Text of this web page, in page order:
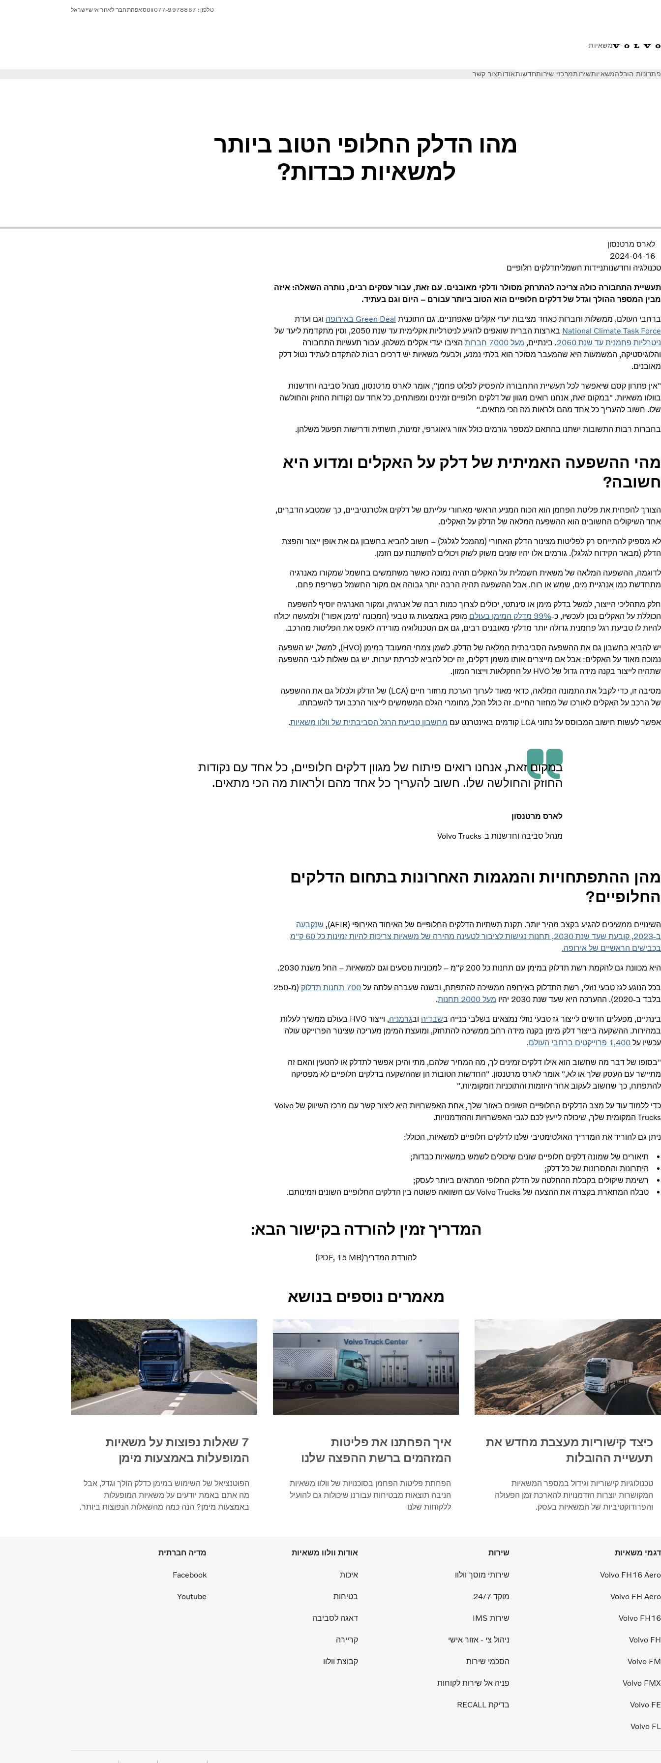
משאיות
טלפון: 077-9978867 ווטסאפהתחבר לאזור אישיישראל
פתרונות הובלהמשאיותשירותמרכזי שירותחדשותאודותצור קשר
מהו הדלק החלופי הטוב ביותר
למשאיות כבדות?
לארס מרטנסון
2024-04-16
טכנולגיה וחדשנותניידות חשמליתדלקים חלופיים
תעשיית התחבורה כולה צריכה להתרחק מסולר ודלקי מאובנים. עם זאת, עבור עסקים רבים, נותרה השאלה: איזה
מבין המספר ההולך וגדל של דלקים חלופיים הוא הטוב ביותר עבורם – היום וגם בעתיד.
ברחבי העולם, ממשלות וחברות כאחד מציבות יעדי אקלים שאפתניים. גם התוכנית Green Deal באירופה
וגם ועדת
National Climate Task Force בארצות הברית שואפים להגיע לניטרליות אקלימית עד שנת 2050, וסין מתקדמת ליעד של
ניטרליות פחמנית עד שנת 2060
. בינתיים, מעל 7000 חברות
הציבו יעדי אקלים משלהן. עבור תעשיות התחבורה
והלוגיסטיקה, המשמעות היא שהמעבר מסולר הוא בלתי נמנע, ולבעלי משאיות יש דרכים רבות להתקדם לעתיד נטול דלק
מאובנים.
"אין פתרון קסם שיאפשר לכל תעשיית התחבורה להפסיק לפלוט פחמן", אומר לארס מרטנסון, מנהל סביבה וחדשנות
בוולוו משאיות. "במקום זאת, אנחנו רואים מגוון של דלקים חלופיים זמינים ומפותחים, כל אחד עם נקודות החוזק והחולשה
שלו. חשוב להעריך כל אחד מהם ולראות מה הכי מתאים."
בחברות רבות התשובות ישתנו בהתאם למספר גורמים כולל אזור גיאוגרפי, זמינות, תשתית ודרישות תפעול משלהן.
מהי ההשפעה האמיתית של דלק על האקלים ומדוע היא
חשובה?
הצורך להפחית את פליטת הפחמן הוא הכוח המניע הראשי מאחורי עלייתם של דלקים אלטרנטיביים, כך שמטבע הדברים,
אחד השיקולים החשובים הוא ההשפעה המלאה של הדלק על האקלים.
לא מספיק להתייחס רק לפליטות מצינור הדלק האחורי (מהמכל לגלגל) – חשוב להביא בחשבון גם את אופן ייצור והפצת
הדלק (מבאר הקידוח לגלגל). גורמים אלו יהיו שונים משוק לשוק ויכולים להשתנות עם הזמן.
לדוגמה, ההשפעה המלאה של משאית חשמלית על האקלים תהיה נמוכה כאשר משתמשים בחשמל שמקורו מאנרגיה
מתחדשת כמו אנרגיית מים, שמש או רוח. אבל ההשפעה תהיה הרבה יותר גבוהה אם מקור החשמל בשריפת פחם.
חלק מתהליכי הייצור, למשל בדלק מימן או סינתטי, יכולים לצרוך כמות רבה של אנרגיה, ומקור האנרגיה יוסיף להשפעה
הכוללת על האקלים נכון לעכשיו, כ-99% מדלק המימן בעולם
מופק באמצעות גז טבעי (המכונה 'מימן אפור') ולמעשה יכולה
להיות לו טביעת רגל פחמנית גדולה יותר מדלקי מאובנים רבים, גם אם הטכנולוגיה מורידה לאפס את הפליטות מהרכב.
יש להביא בחשבון גם את ההשפעה הסביבתית המלאה של הדלק. לשמן צמחי המעובד במימן (HVO), למשל, יש השפעה
נמוכה מאוד על האקלים: אבל אם מייצרים אותו משמן דקלים, זה יכול להביא לכריתת יערות. יש גם שאלות לגבי ההשפעה
שתהיה לייצור בקנה מידה גדול של HVO על החקלאות וייצור המזון.
מסיבה זו, כדי לקבל את התמונה המלאה, כדאי מאוד לערוך הערכת מחזור חיים (LCA) של הדלק ולכלול גם את ההשפעה
של הרכב על האקלים לאורכו של מחזור החיים. זה כולל הכל, מחומרי הגלם המשמשים לייצור הרכב ועד להשבתתו.
אפשר לעשות חישוב המבוסס על נתוני LCA קודמים באינטרנט עם מחשבון טביעת הרגל הסביבתית של וולוו משאיות.
במקום זאת, אנחנו רואים פיתוח של מגוון דלקים חלופיים, כל אחד עם נקודות
החוזק והחולשה שלו. חשוב להעריך כל אחד מהם ולראות מה הכי מתאים.
לארס מרטנסון
מנהל סביבה וחדשנות ב-Volvo Trucks
מהן ההתפתחויות והמגמות האחרונות בתחום הדלקים
החלופיים?
השינויים ממשיכים להגיע בקצב מהיר יותר. תקנת תשתיות הדלקים החלופיים של האיחוד האירופי (AFIR),
שנקבעה
ב-2023, קובעת שעד שנת 2030, תחנות נגישות לציבור לטעינה מהירה של משאיות צריכות להיות זמינות כל 60 ק"מ
בכבישים הראשיים של אירופה.
היא מכוונת גם להקמת רשת תדלוק במימן עם תחנות כל 200 ק"מ – למכוניות נוסעים וגם למשאיות – החל משנת 2030.
בכל הנוגע לגז טבעי נוזלי, רשת התדלוק באירופה ממשיכה להתפתח, ובשנה שעברה עלתה על 700 תחנות תדלוק
(מ-250
בלבד ב-2020). ההערכה היא שעד שנת 2030 יהיו
מעל 2000 תחנות .
בינתיים, מפעלים חדשים לייצור ‏‫גז טבעי נוזלי‬ נמצאים בשלבי בנייה ב שבדיה ובגרמניה
, וייצור HVO בעולם ממשיך לעלות
במהירות. ההשקעה בייצור דלק מימן בקנה מידה רחב ממשיכה להתחזק, ומועצת המימן מעריכה שצינור הפרוייקט עולה
עכשיו על 1,400 פרוייקטים ברחבי העולם .
"בסופו של דבר מה שחשוב הוא אילו דלקים זמינים לך, מה המחיר שלהם, מתי והיכן אפשר לתדלק או להטעין והאם זה
מתיישר עם העסק שלך או לא," אומר לארס מרטנסון. "החדשות הטובות הן שההשקעה בדלקים חלופיים לא מפסיקה
להתפתח, כך שחשוב לעקוב אחר היוזמות והתוכניות המקומיות."
כדי ללמוד עוד על מצב הדלקים החלופיים השונים באזור שלך, אחת האפשרויות היא ליצור קשר עם מרכז השיווק של Volvo
Trucks המקומית שלך, שיכולה לייעץ לכם לגבי האפשרויות וההזדמנויות.
ניתן גם להוריד את המדריך האולטימטיבי שלנו לדלקים חלופיים למשאיות, הכולל:
תיאורים של שמונה דלקים חלופיים שונים שיכולים לשמש במשאיות כבדות;
היתרונות והחסרונות של כל דלק;
רשימת שיקולים בקבלת ההחלטה על הדלק החלופי המתאים ביותר לעסק;
טבלה המתארת בקצרה את ההצעה של Volvo Trucks עם השוואה פשוטה בין הדלקים החלופיים השונים וזמינותם.
המדריך זמין להורדה בקישור הבא:
להורדת המדריך PDF 15 MB
מאמרים נוספים בנושא
כיצד קישוריות מעצבת מחדש את
תעשיית ההובלות
טכנולוגיות קישוריות וגידול במספר המשאיות
המקושרות יוצרות הזדמנויות להארכת זמן הפעולה
והפרודוקטיביות של המשאיות בעסק.
איך הפחתנו את פליטות
המזהמים ברשת ההפצה שלנו
הפחתת פליטות הפחמן בסוכנויות של וולוו משאיות
הניבה תוצאות מבטיחות עבורנו שיכולות גם להועיל
ללקוחות שלנו
7 שאלות נפוצות על משאיות
המופעלות באמצעות מימן
הפוטנציאל של השימוש במימן כדלק הולך וגדל, אבל
מה אתם באמת יודעים על משאיות המופעלות
באמצעות מימן? הנה כמה מהשאלות הנפוצות ביותר.
דגמי משאיות
Volvo FH16 Aero
Volvo FH Aero
Volvo FH16
Volvo FH
Volvo FM
Volvo FMX
Volvo FE
Volvo FL
שירות
שירותי מוסך וולוו
מוקד 24/7
שירות IMS
ניהול צי - אזור אישי
הסכמי שירות
פניה אל שירות לקוחות
בדיקת RECALL
אודות וולוו משאיות
איכות
בטיחות
דאגה לסביבה
קריירה
קבוצת וולוו
מדיה חברתית
Facebook
Youtube